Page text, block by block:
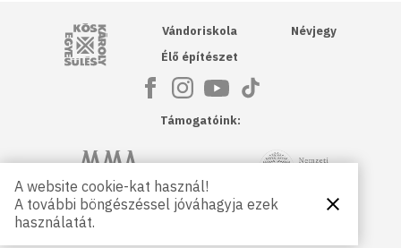
Kós Károly Egyesülés
Vándoriskola
Élő építészet
Névjegy
Támogatóink:
Magyar Művészeti Akadémia NKA
Petőfi Kulturális Ügynökség
A website cookie-kat használ!
A további böngészéssel jóváhagyja ezek
használatát.
Bezárás